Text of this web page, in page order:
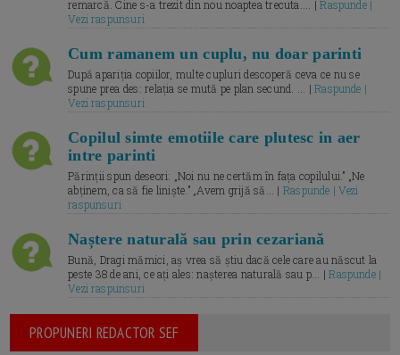
remarcă. Cine s-a trezit din nou noaptea trecuta.... |Raspunde |
Vezi raspunsuri
Cum ramanem un cuplu, nu doar parinti
După apariția copiilor, multe cupluri descoperă ceva ce nu se
spune prea des: relația se mută pe plan secund. ... |Raspunde |
Vezi raspunsuri
Copilul simte emotiile care plutesc in aer
intre parinti
Părinții spun deseori: „Noi nu ne certăm în fața copilului.” „Ne
abținem, ca să fie liniște.” „Avem grijă să... | Raspunde | Vezi
raspunsuri
Naștere naturală sau prin cezariană
Bună, Dragi mămici, aș vrea să știu dacă cele care au născut la
peste 38 de ani, ce ați ales: nașterea naturală sau p... |Raspunde |
Vezi raspunsuri
PROPUNERI REDACTOR SEF